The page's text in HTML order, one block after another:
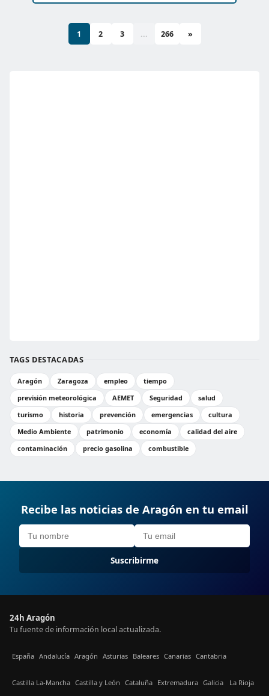
1 2 3 ... 266 »
TAGS DESTACADAS
Aragón Zaragoza empleo
tiempo
previsión meteorológica
AEMET Seguridad
salud
turismo
historia prevención emergencias
cultura
Medio Ambiente
patrimonio economía
calidad del aire
contaminación
precio gasolina combustible
Recibe las noticias de Aragón en tu email
Suscribirme
24h Aragón
Tu fuente de información local actualizada.
España Andalucía Aragón Asturias Baleares Canarias Cantabria
Castilla La-Mancha Castilla y León Cataluña Extremadura Galicia La Rioja